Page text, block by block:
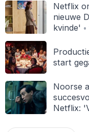
Netflix
nieuwe
kvinde' •
start
Noorse
Netflix: